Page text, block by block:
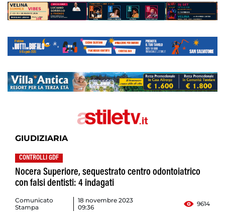
GIUDIZIARIA
CONTROLLI GDF
Nocera Superiore, sequestrato centro odontoiatrico
con falsi dentisti: 4 indagati
Comunicato
Stampa
18 novembre 2023
09:36
9614